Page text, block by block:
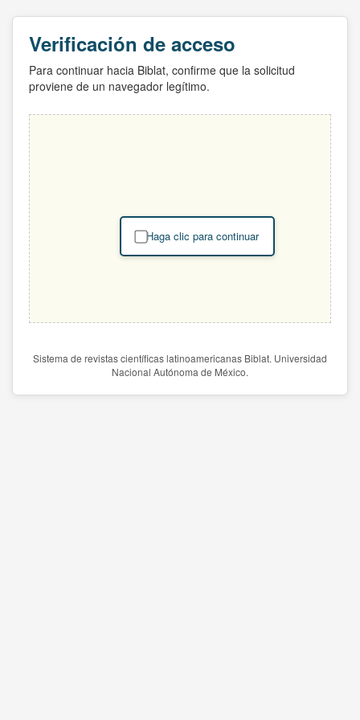
Verificación de acceso
Para continuar hacia Biblat, confirme que la solicitud
proviene de un navegador legítimo.
Haga clic para continuar
Sistema de revistas científicas latinoamericanas Biblat. Universidad
Nacional Autónoma de México.